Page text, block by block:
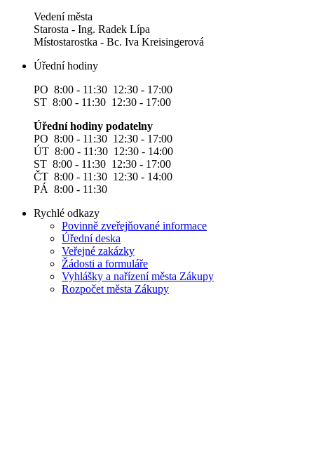
Vedení města
Starosta - Ing. Radek Lípa
Místostarostka - Bc. Iva Kreisingerová
Úřední hodiny
PO 8:00 - 11:30 12:30 - 17:00
ST 8:00 - 11:30 12:30 - 17:00
Úřední hodiny podatelny
PO 8:00 - 11:30 12:30 - 17:00
ÚT 8:00 - 11:30 12:30 - 14:00
ST 8:00 - 11:30 12:30 - 17:00
ČT 8:00 - 11:30 12:30 - 14:00
PÁ 8:00 - 11:30
Rychlé odkazy
Povinně zveřejňované informace
Úřední deska
Veřejné zakázky
Žádosti a formuláře
Vyhlášky a nařízení města Zákupy
Rozpočet města Zákupy